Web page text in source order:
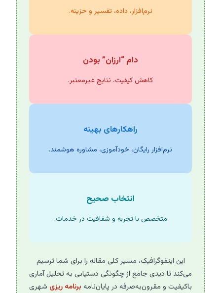
نرم‌افزار، داده، تفسیر و حزینه.
دام “ارزان” بودن
کاهش کیفیت، نتایج غیرمعتبر.
راهکارهای بهینه
نرم‌افزار رایگان، خودآموزی، مشاوره هوشمند.
انتخاب صحیح
متخصص با تجربه و شفافیت در خدمات.
این اینفوگرافیک، مسیر کلی مقاله را برای شما ترسیم
می‌کند تا دیدی جامع از چگونگی دستیابی به تحلیل آماری
باکیفیت و مقرون‌به‌صرفه در پایان‌نامهبرنامه ریزی شهری